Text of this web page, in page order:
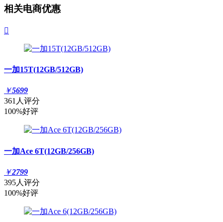
相关电商优惠

一加15T(12GB/512GB)
￥5699
361人评分
100%好评
一加Ace 6T(12GB/256GB)
￥2799
395人评分
100%好评